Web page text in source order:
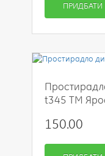
ПРИДБАТИ
t345 ТМ
150.00